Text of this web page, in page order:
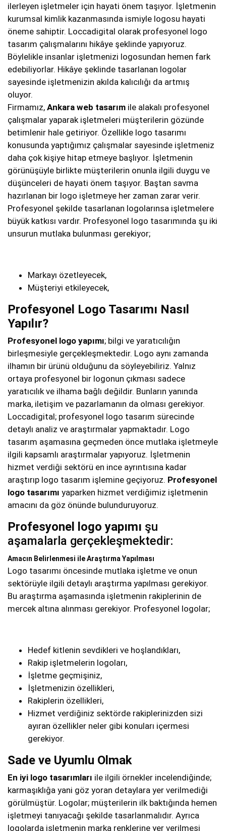
ilerleyen işletmeler için hayati önem taşıyor. İşletmenin
kurumsal kimlik kazanmasında ismiyle logosu hayati
öneme sahiptir. Loccadigital olarak profesyonel logo
tasarım çalışmalarını hikâye şeklinde yapıyoruz.
Böylelikle insanlar işletmenizi logosundan hemen fark
edebiliyorlar. Hikâye şeklinde tasarlanan logolar
sayesinde işletmenizin akılda kalıcılığı da artmış
oluyor.
Firmamız, Ankara web tasarım ile alakalı profesyonel
çalışmalar yaparak işletmeleri müşterilerin gözünde
betimlenir hale getiriyor. Özellikle logo tasarımı
konusunda yaptığımız çalışmalar sayesinde işletmeniz
daha çok kişiye hitap etmeye başlıyor. İşletmenin
görünüşüyle birlikte müşterilerin onunla ilgili duygu ve
düşünceleri de hayati önem taşıyor. Baştan savma
hazırlanan bir logo işletmeye her zaman zarar verir.
Profesyonel şekilde tasarlanan logolarınsa işletmelere
büyük katkısı vardır. Profesyonel logo tasarımında şu iki
unsurun mutlaka bulunması gerekiyor;
Markayı özetleyecek,
Müşteriyi etkileyecek,
Profesyonel Logo Tasarımı Nasıl
Yapılır?
Profesyonel logo yapımı; bilgi ve yaratıcılığın
birleşmesiyle gerçekleşmektedir. Logo aynı zamanda
ilhamın bir ürünü olduğunu da söyleyebiliriz. Yalnız
ortaya profesyonel bir logonun çıkması sadece
yaratıcılık ve ilhama bağlı değildir. Bunların yanında
marka, iletişim ve pazarlamanın da olması gerekiyor.
Loccadigital; profesyonel logo tasarım sürecinde
detaylı analiz ve araştırmalar yapmaktadır. Logo
tasarım aşamasına geçmeden önce mutlaka işletmeyle
ilgili kapsamlı araştırmalar yapıyoruz. İşletmenin
hizmet verdiği sektörü en ince ayrıntısına kadar
araştırıp logo tasarım işlemine geçiyoruz. Profesyonel
logo tasarımı yaparken hizmet verdiğimiz işletmenin
amacını da göz önünde bulunduruyoruz.
Profesyonel logo yapımı şu
aşamalarla gerçekleşmektedir:
Amacın Belirlenmesi ile Araştırma Yapılması
Logo tasarımı öncesinde mutlaka işletme ve onun
sektörüyle ilgili detaylı araştırma yapılması gerekiyor.
Bu araştırma aşamasında işletmenin rakiplerinin de
mercek altına alınması gerekiyor. Profesyonel logolar;
Hedef kitlenin sevdikleri ve hoşlandıkları,
Rakip işletmelerin logoları,
İşletme geçmişiniz,
İşletmenizin özellikleri,
Rakiplerin özellikleri,
Hizmet verdiğiniz sektörde rakiplerinizden sizi
ayıran özellikler neler gibi konuları içermesi
gerekiyor.
Sade ve Uyumlu Olmak
En iyi logo tasarımları ile ilgili örnekler incelendiğinde;
karmaşıklığa yani göz yoran detaylara yer verilmediği
görülmüştür. Logolar; müşterilerin ilk baktığında hemen
işletmeyi tanıyacağı şekilde tasarlanmalıdır. Ayrıca
logolarda işletmenin marka renklerine yer verilmesi